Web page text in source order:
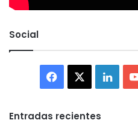
Social
Facebook
Entradas recientes